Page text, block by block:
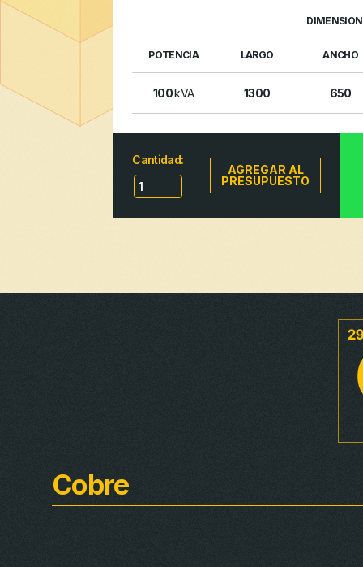
POTENCIA LARGO ANCHO
100 kVA 1300 650
Cantidad:
AGREGAR AL
PRESUPUESTO
Cobre